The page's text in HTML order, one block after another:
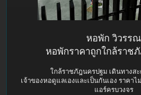
หอพัก วิวรรณ
หอพักราคาถูกใกล้ราช
ใกล้ราชภัฎนครปฐม เดินทางส
เจ้าของหอดูแลเองและเป็นกันเอง ราคา
แอร์ครบวงจร